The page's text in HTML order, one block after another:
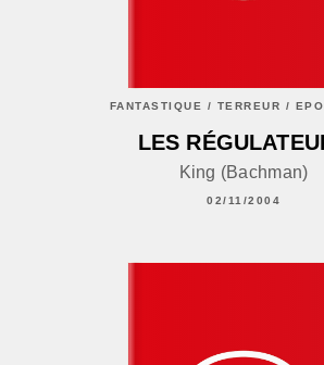
FANTASTIQUE / TERREUR /
LES
King (Bachman)
02/11/2004